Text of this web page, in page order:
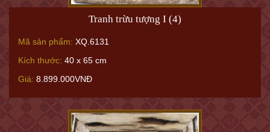
Tranh trừu tượng I (4)
Mã sản phẩm: XQ.6131
Kích thước: 40 x 65 cm
Giá: 8.899.000VNĐ